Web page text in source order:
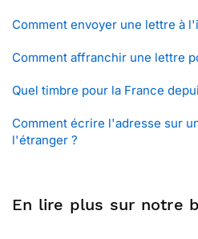
Comment envoyer une lettre à
Comment affranchir une lettre
Quel timbre pour la France
Comment écrire l'adresse sur
l'étranger ?
En lire plus sur notre